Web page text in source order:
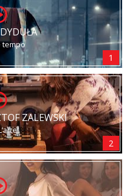
tempo
1
ZALEWSKI
2